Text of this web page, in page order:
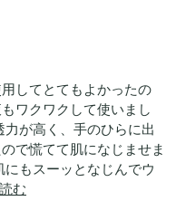
してとてもよかったの
ワクワクして使いまし
が高く、手のひらに出
で慌てて肌になじませま
もスーッとなじんでウ
む